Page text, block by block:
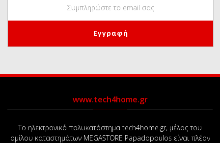
www.tech4home.gr
Το ηλεκτρονικό πολυκατάστημα tech4home.gr, μέλος του
ομίλου καταστημάτων MEGASTORE Papadopoulos είναι πλέον